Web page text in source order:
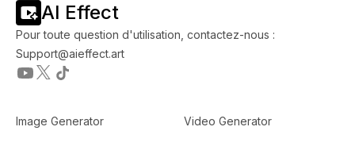
AI Effect
Pour toute question d'utilisation, contactez-nous :
Support@aieffect.art
Image Generator Video Generator